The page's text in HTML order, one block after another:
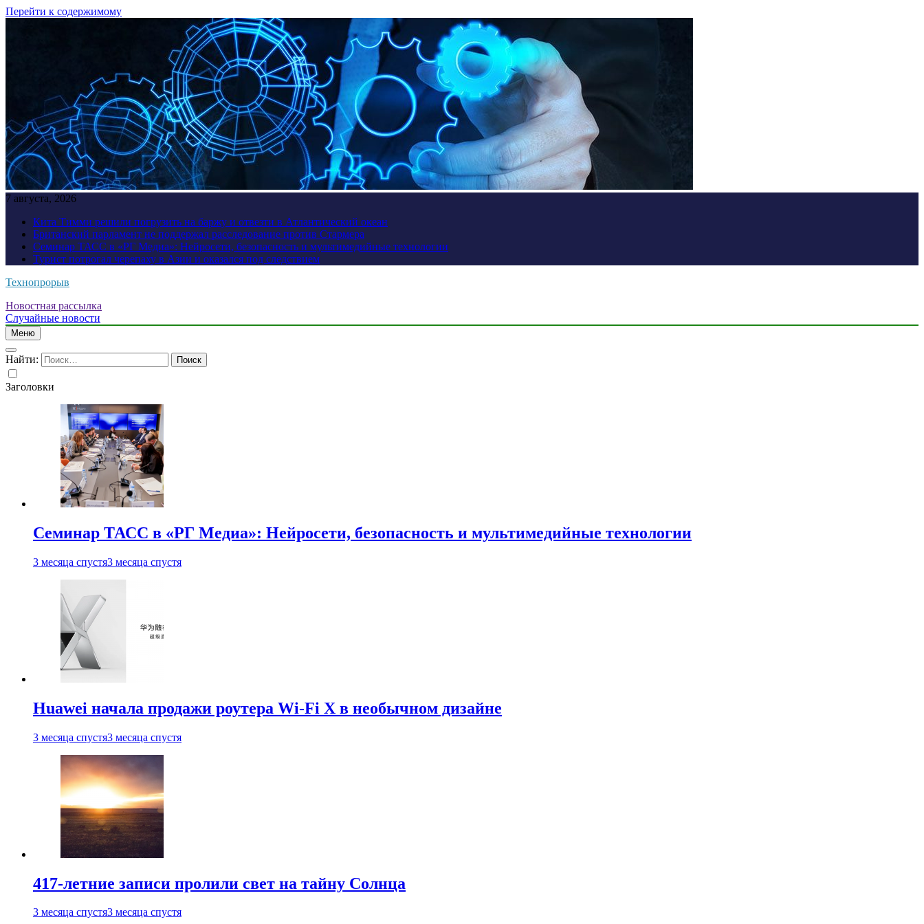
Перейти к содержимому
7 августа, 2026
Кита Тимми решили погрузить на баржу и отвезти в Атлантический океан
Британский парламент не поддержал расследование против Стармера
Семинар ТАСС в «РГ Медиа»: Нейросети, безопасность и мультимедийные технологии
Турист потрогал черепаху в Азии и оказался под следствием
Технопрорыв
Новостная рассылка
Случайные новости
Меню
Найти:
Заголовки
Семинар ТАСС в «РГ Медиа»: Нейросети, безопасность и мультимедийные технологии
3 месяца спустя3 месяца спустя
Huawei начала продажи роутера Wi-Fi X в необычном дизайне
3 месяца спустя3 месяца спустя
417-летние записи пролили свет на тайну Солнца
3 месяца спустя3 месяца спустя